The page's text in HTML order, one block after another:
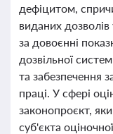
дефіцитом,
виданих
за довоєнні
дозвільної
та забезпечення
праці. У сфері
законопроєкт,
суб'єкта